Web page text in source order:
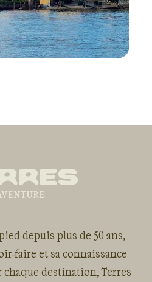
depuis plus de 50 ans,
faire et sa connaissance
destination, Terres